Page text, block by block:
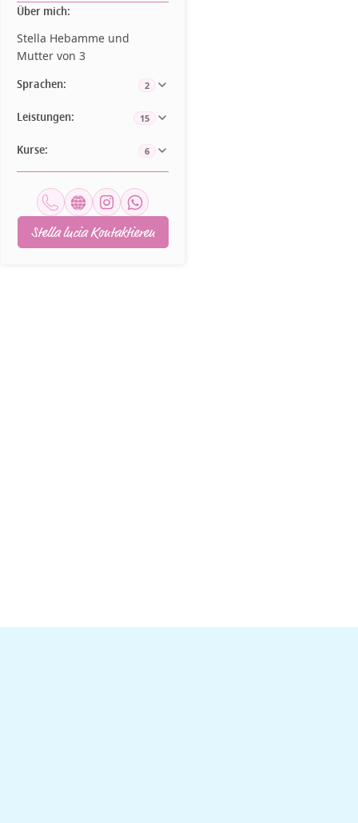
Über mich:
Stella Hebamme und
Mutter von 3
Sprachen: 2
Leistungen: 15
Kurse: 6
Stella lucia Kontaktieren